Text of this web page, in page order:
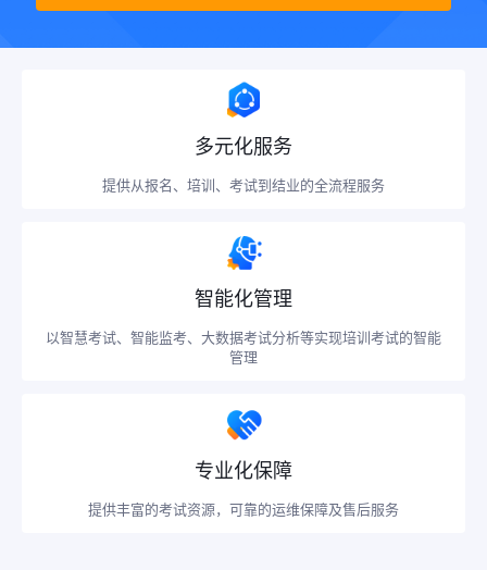
多元化服务
提供从报名、培训、考试到结业的全流程服务
智能化管理
以智慧考试、智能监考、大数据考试分析等实现培训考试的智能
管理
专业化保障
提供丰富的考试资源，可靠的运维保障及售后服务